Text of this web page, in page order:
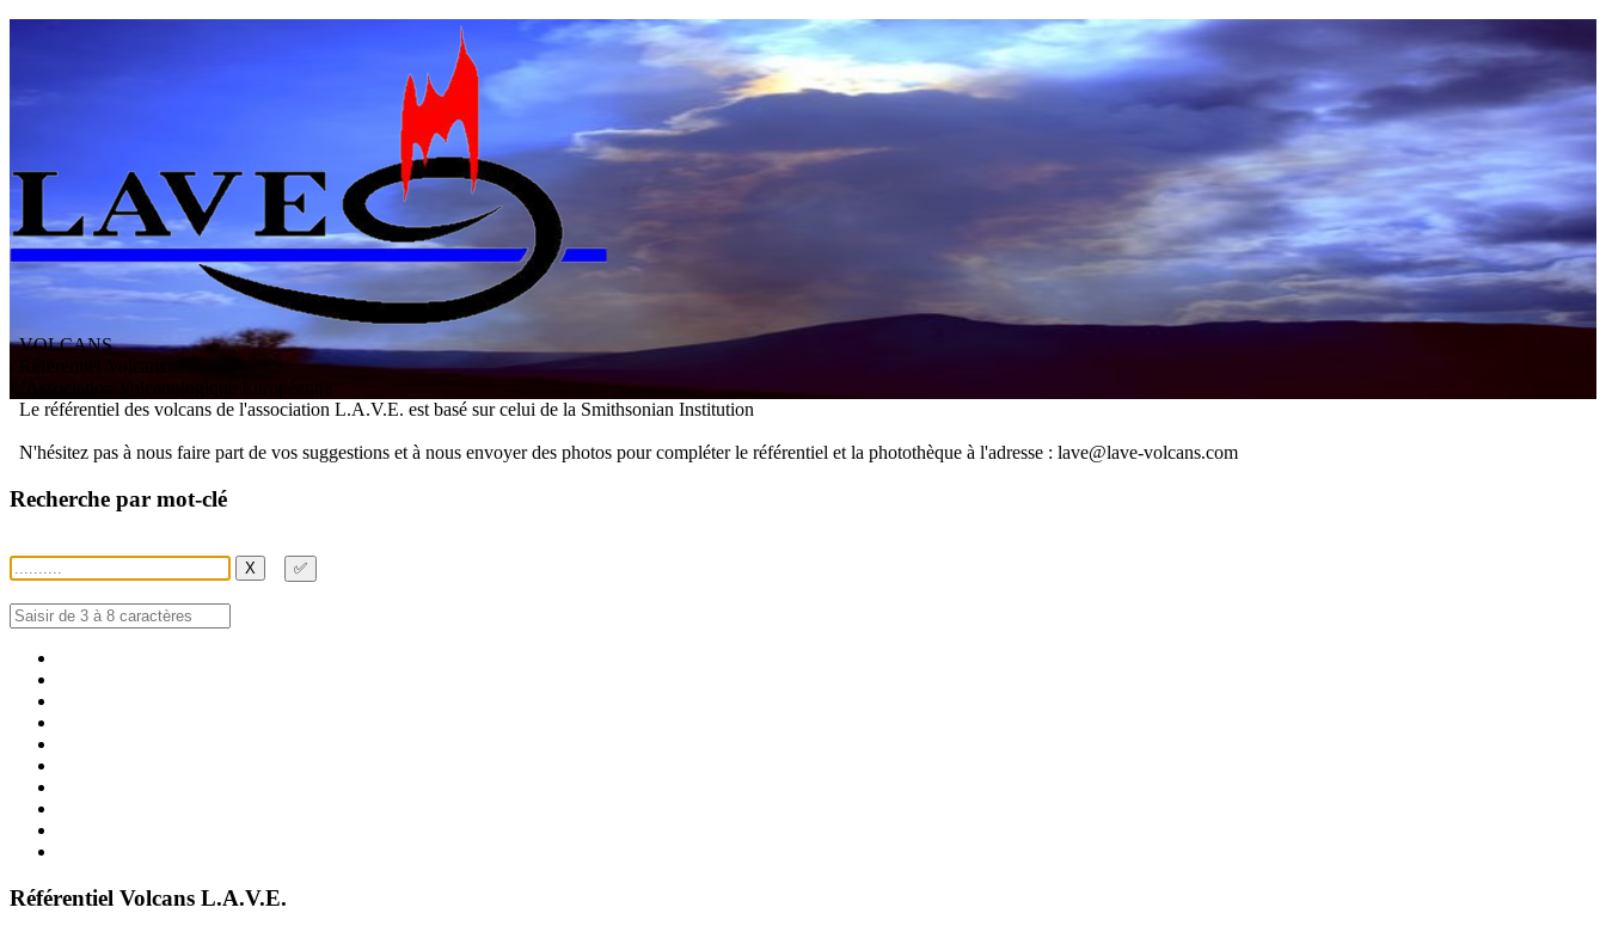
VOLCANS
olcanologique
Le référentiel des volcans de l'association L.A.V.E. est basé sur celui de la Smithsonian Institution
N'hésitez pas à nous faire part de vos suggestions et à nous envoyer des photos pour compléter le référentiel et la photothèque à l'adresse : lave@lave-volcans.com
Recherche par mot-clé
X ✅
Référentiel Volcans L.A.V.E.